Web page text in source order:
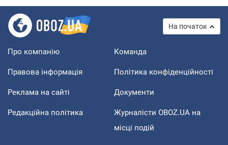
На початок
Про компанію Команда
Правова інформація Політика конфіденційності
Реклама на сайті Документи
Редакційна політика
Журналісти OBOZ.UA на
місці подій